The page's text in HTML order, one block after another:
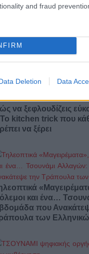
and fraud
Deletion Data
σε κάθε
να ξεφλουδίζεις
kitchen trick που
να ξέρει
και ένα…
που
των